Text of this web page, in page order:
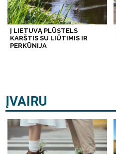
Į LIETUVĄ PLŪSTELS
KARŠTIS SU LIŪTIMIS IR
PERKŪNIJA
ĮVAIRU